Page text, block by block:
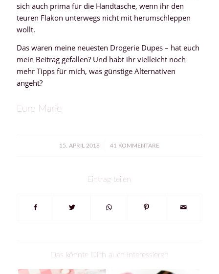
sich auch prima für die Handtasche, wenn ihr den
teuren Flakon unterwegs nicht mit herumschleppen
wollt.
Das waren meine neuesten Drogerie Dupes – hat euch
mein Beitrag gefallen? Und habt ihr vielleicht noch
mehr Tipps für mich, was günstige Alternativen
angeht?
Eure Marie
15. APRIL 2018
/ 41 KOMMENTARE
Eintrag teilen
Das könnte Dich auch interessieren